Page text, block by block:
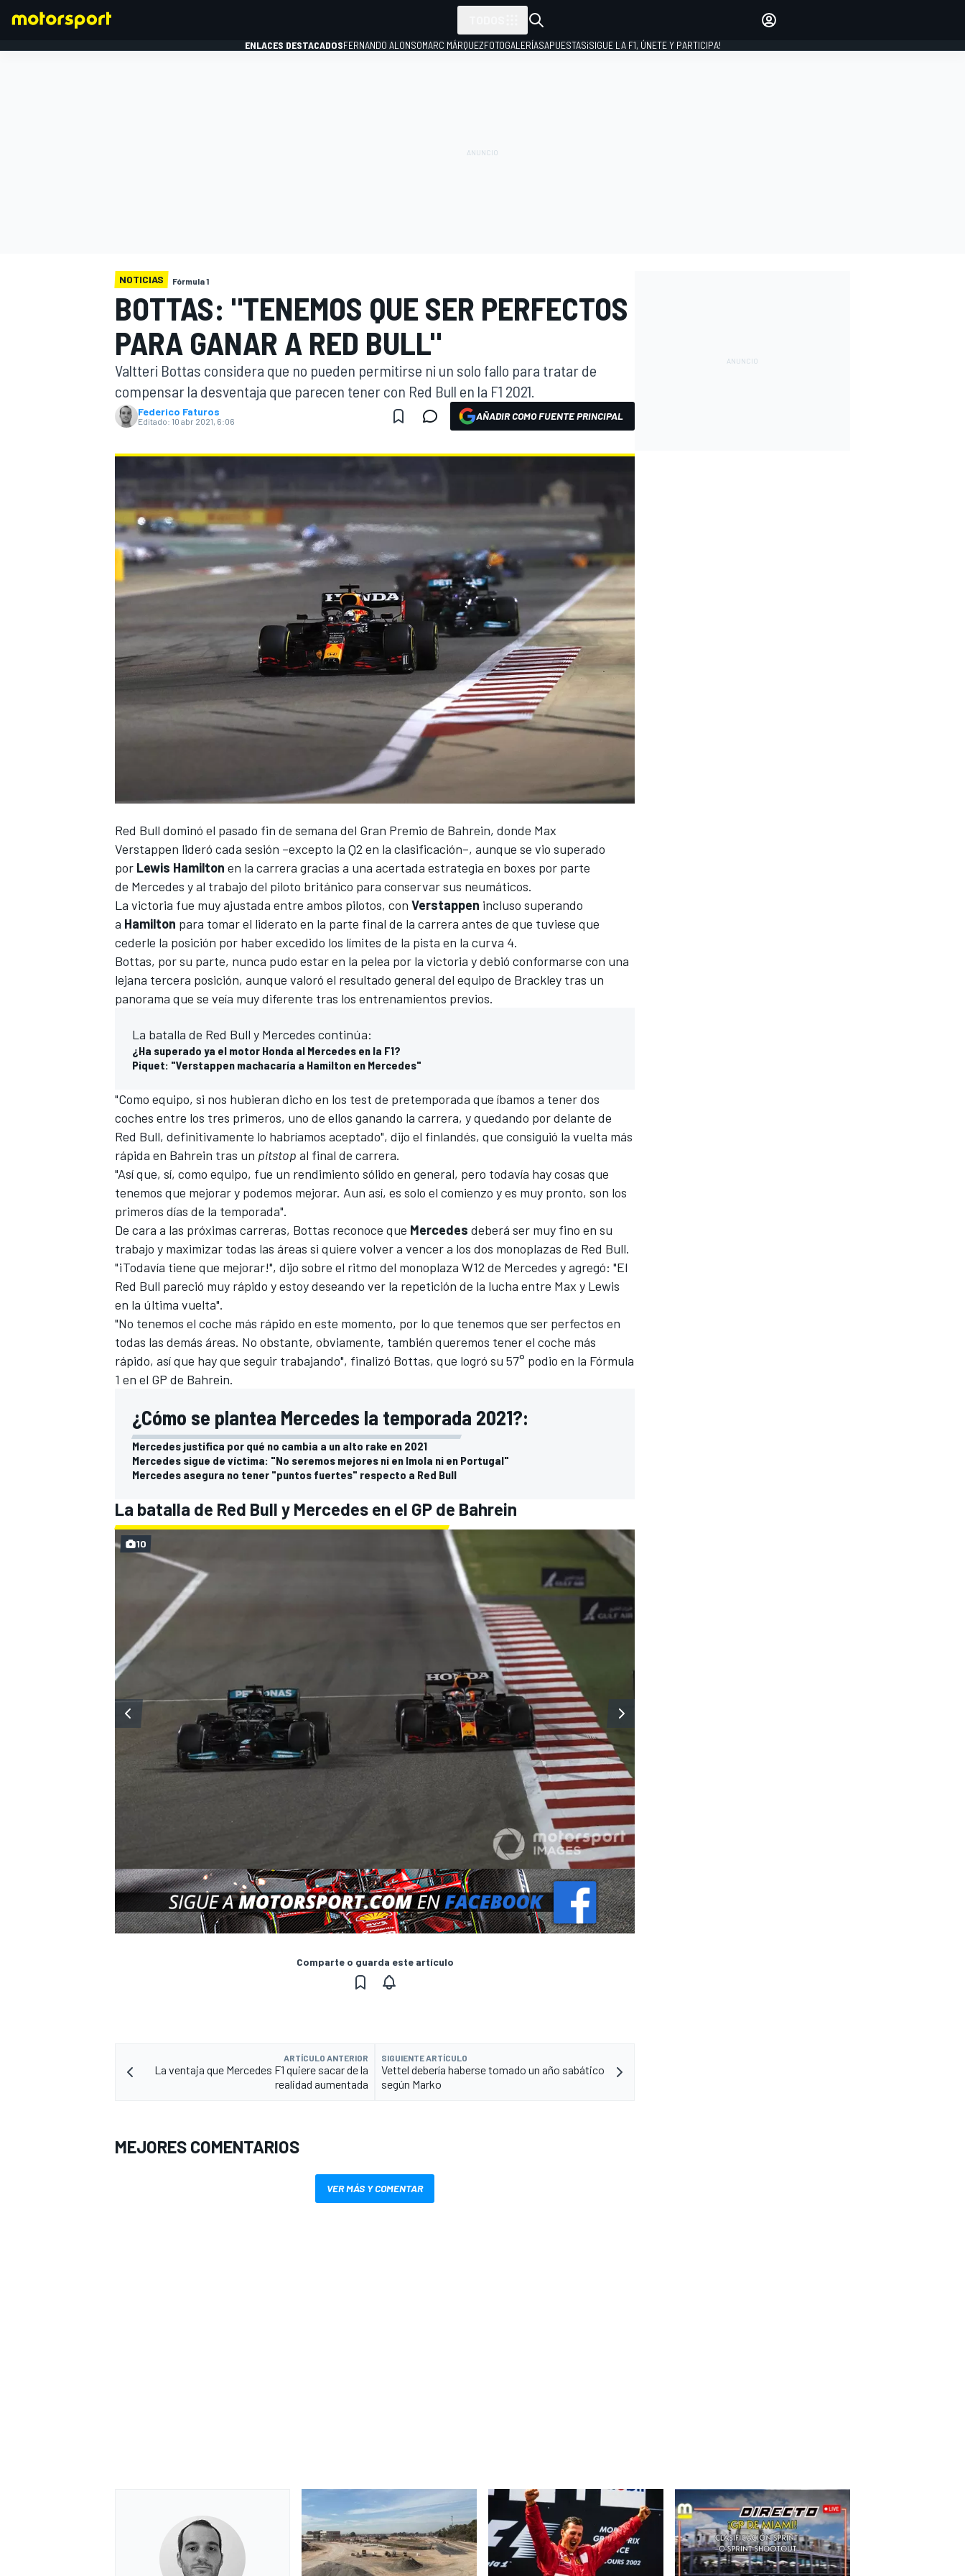
WEC FÓRMULA E
MÁS CATEGORÍAS
ENLACES DESTACADOSFERNANDO ALONSOMARC MÁRQUEZFOTOGALERÍASAPUESTAS¡SIGUE LA F1, ÚNETE Y PARTICIPA!
NOTICIAS Fórmula 1
BOTTAS: "TENEMOS QUE SER PERFECTOS
PARA GANAR A RED BULL"
Valtteri Bottas considera que no pueden permitirse ni un solo fallo para tratar de
compensar la desventaja que parecen tener con Red Bull en la F1 2021.
Federico Faturos
Editado: 10 abr 2021, 6:06 AÑADIR COMO FUENTE PRINCIPAL
Red Bull dominó el pasado fin de semana del Gran Premio de Bahrein, donde Max
Verstappen lideró cada sesión –excepto la Q2 en la clasificación–, aunque se vio superado
por Lewis Hamilton en la carrera gracias a una acertada estrategia en boxes por parte
de Mercedes y al trabajo del piloto británico para conservar sus neumáticos.
La victoria fue muy ajustada entre ambos pilotos, con Verstappen incluso superando
a Hamilton para tomar el liderato en la parte final de la carrera antes de que tuviese que
cederle la posición por haber excedido los límites de la pista en la curva 4.
Bottas, por su parte, nunca pudo estar en la pelea por la victoria y debió conformarse con una
lejana tercera posición, aunque valoró el resultado general del equipo de Brackley tras un
panorama que se veía muy diferente tras los entrenamientos previos.
La batalla de Red Bull y Mercedes continúa:
¿Ha superado ya el motor Honda al Mercedes en la F1?
Piquet: "Verstappen machacaría a Hamilton en Mercedes"
"Como equipo, si nos hubieran dicho en los test de pretemporada que íbamos a tener dos
coches entre los tres primeros, uno de ellos ganando la carrera, y quedando por delante de
Red Bull, definitivamente lo habríamos aceptado", dijo el finlandés, que consiguió la vuelta más
rápida en Bahrein tras un pitstop al final de carrera.
"Así que, sí, como equipo, fue un rendimiento sólido en general, pero todavía hay cosas que
tenemos que mejorar y podemos mejorar. Aun así, es solo el comienzo y es muy pronto, son los
primeros días de la temporada".
De cara a las próximas carreras, Bottas reconoce que Mercedes deberá ser muy fino en su
trabajo y maximizar todas las áreas si quiere volver a vencer a los dos monoplazas de Red Bull.
"¡Todavía tiene que mejorar!", dijo sobre el ritmo del monoplaza W12 de Mercedes y agregó: "El
Red Bull pareció muy rápido y estoy deseando ver la repetición de la lucha entre Max y Lewis
en la última vuelta".
"No tenemos el coche más rápido en este momento, por lo que tenemos que ser perfectos en
todas las demás áreas. No obstante, obviamente, también queremos tener el coche más
rápido, así que hay que seguir trabajando", finalizó Bottas, que logró su 57° podio en la Fórmula
1 en el GP de Bahrein.
¿Cómo se plantea Mercedes la temporada 2021?:
Mercedes justifica por qué no cambia a un alto rake en 2021
Mercedes sigue de víctima: "No seremos mejores ni en Imola ni en Portugal"
Mercedes asegura no tener "puntos fuertes" respecto a Red Bull
La batalla de Red Bull y Mercedes en el GP de Bahrein
10
Comparte o guarda este artículo
ARTÍCULO ANTERIOR
La ventaja que Mercedes F1 quiere sacar de la
realidad aumentada
SIGUIENTE ARTÍCULO
Vettel debería haberse tomado un año sabático
según Marko
MEJORES COMENTARIOS
VER MÁS Y COMENTAR